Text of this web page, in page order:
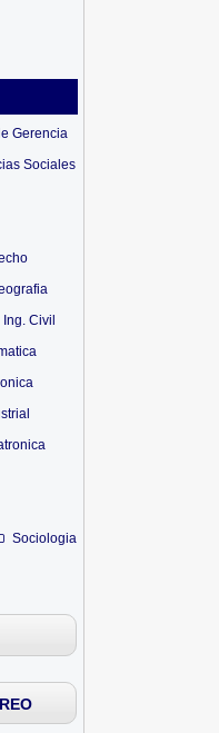
Gerencia
Sociales
Ing. Civil
Sociologia